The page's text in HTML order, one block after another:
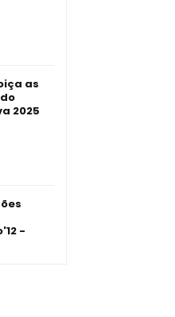
as
2025
-